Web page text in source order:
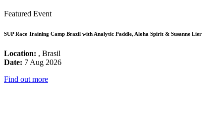
Featured Event
SUP Race Training Camp Brazil with Analytic Paddle, Aloha Spirit & Susanne Lier
Location: , Brasil
Date: 7 Aug 2026
Find out more